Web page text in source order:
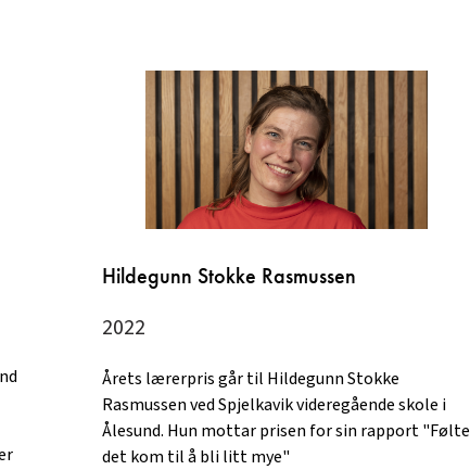
Hildegunn Stokke Rasmussen
2022
Årets lærerpris går til Hildegunn Stokke
Rasmussen ved Spjelkavik videregående skole i
Ålesund. Hun mottar prisen for sin rapport "Følte
det kom til å bli litt mye"